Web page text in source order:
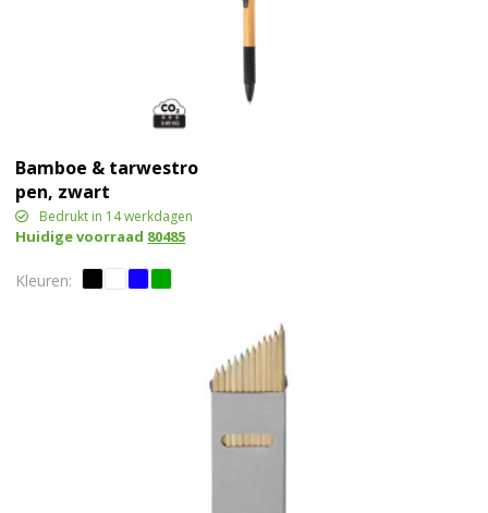
Bamboe & tarwestro
pen, zwart
Bedrukt in 14 werkdagen
Huidige voorraad 80485